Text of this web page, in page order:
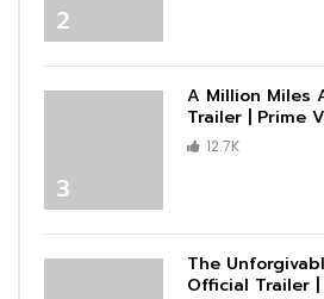
2
3
A Million Miles
Trailer | Prime
12.7K
The
Official Trailer